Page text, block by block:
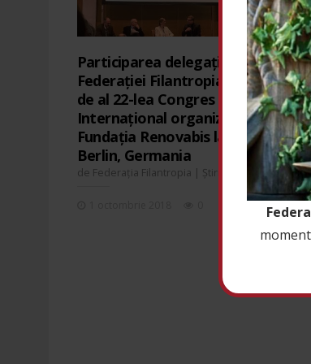
Participarea delegației
Federației Filantropia la cel
de al 22-lea Congres
Internațional organizat de
Fundația Renovabis la
Berlin, Germania
de Federația Filantropia | Știri